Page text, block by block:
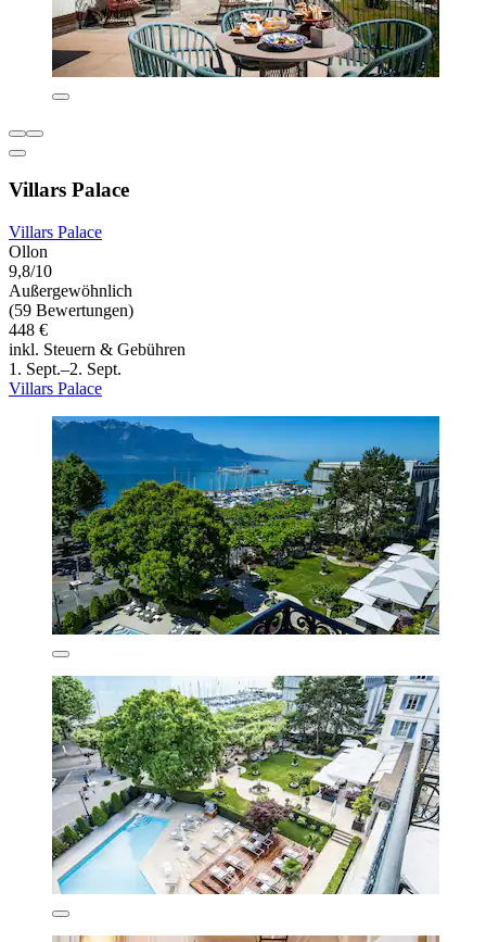
Villars Palace
Villars Palace
Ollon
9,8/10
Außergewöhnlich
(59 Bewertungen)
448 €
inkl. Steuern & Gebühren
1. Sept.–2. Sept.
Villars Palace